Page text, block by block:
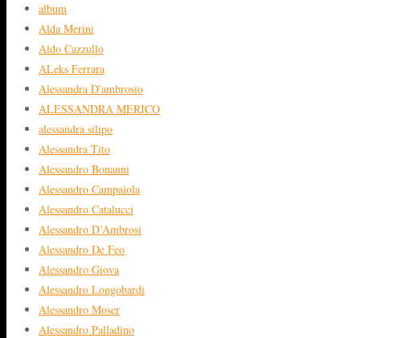
album
Alda Merini
Aldo Cazzullo
ALeks Ferrara
Alessandra D'ambrosio
ALESSANDRA MERICO
alessandra silipo
Alessandra Tito
Alessandro Bonanni
Alessandro Campaiola
Alessandro Catalucci
Alessandro D’Ambrosi
Alessandro De Feo
Alessandro Giova
Alessandro Longobardi
Alessandro Moser
Alessandro Palladino